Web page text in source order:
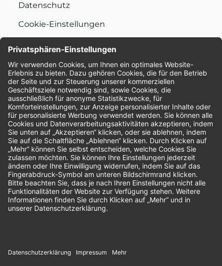
Datenschutz
Cookie-Einstellungen
Bewertungen
Unsere Zahlungsarten: